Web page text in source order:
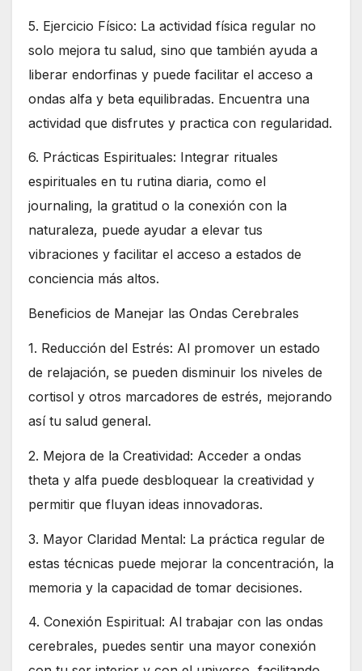
5. Ejercicio Físico: La actividad física regular no
solo mejora tu salud, sino que también ayuda a
liberar endorfinas y puede facilitar el acceso a
ondas alfa y beta equilibradas. Encuentra una
actividad que disfrutes y practica con regularidad.
6. Prácticas Espirituales: Integrar rituales
espirituales en tu rutina diaria, como el
journaling, la gratitud o la conexión con la
naturaleza, puede ayudar a elevar tus
vibraciones y facilitar el acceso a estados de
conciencia más altos.
Beneficios de Manejar las Ondas Cerebrales
1. Reducción del Estrés: Al promover un estado
de relajación, se pueden disminuir los niveles de
cortisol y otros marcadores de estrés, mejorando
así tu salud general.
2. Mejora de la Creatividad: Acceder a ondas
theta y alfa puede desbloquear la creatividad y
permitir que fluyan ideas innovadoras.
3. Mayor Claridad Mental: La práctica regular de
estas técnicas puede mejorar la concentración, la
memoria y la capacidad de tomar decisiones.
4. Conexión Espiritual: Al trabajar con las ondas
cerebrales, puedes sentir una mayor conexión